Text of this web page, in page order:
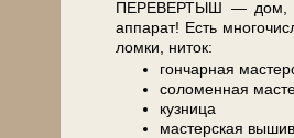
ПЕРЕВЕРТЫШ — дом,
аппарат! Есть
лом­ки, ниток:
гончарная
соломенная
куз­ни­ца
ма­стер­ская